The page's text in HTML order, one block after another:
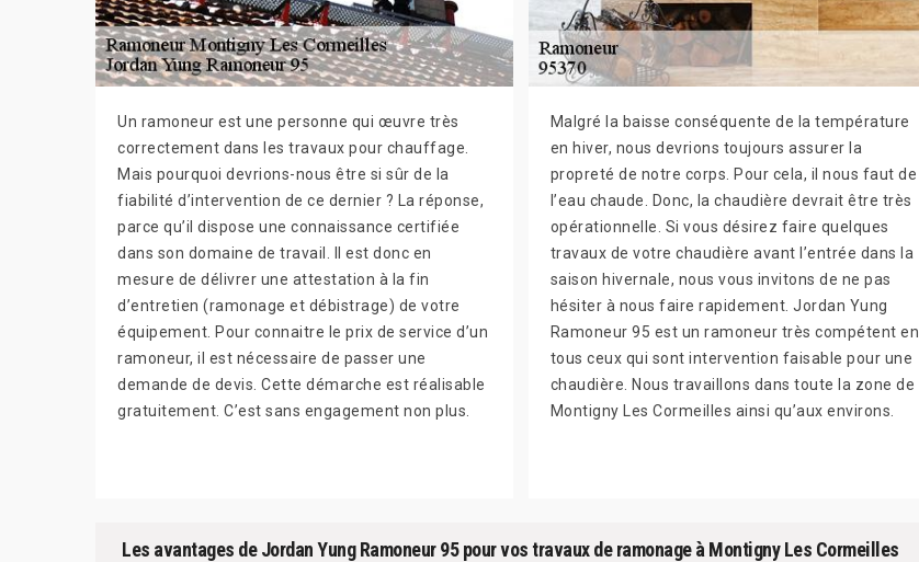
Un ramoneur est une personne qui œuvre très
correctement dans les travaux pour chauffage.
Mais pourquoi devrions-nous être si sûr de la
fiabilité d’intervention de ce dernier ? La réponse,
parce qu’il dispose une connaissance certifiée
dans son domaine de travail. Il est donc en
mesure de délivrer une attestation à la fin
d’entretien (ramonage et débistrage) de votre
équipement. Pour connaitre le prix de service d’un
ramoneur, il est nécessaire de passer une
demande de devis. Cette démarche est réalisable
gratuitement. C’est sans engagement non plus.
Malgré la baisse conséquente de la température
en hiver, nous devrions toujours assurer la
propreté de notre corps. Pour cela, il nous faut de
l’eau chaude. Donc, la chaudière devrait être très
opérationnelle. Si vous désirez faire quelques
travaux de votre chaudière avant l’entrée dans la
saison hivernale, nous vous invitons de ne pas
hésiter à nous faire rapidement. Jordan Yung
Ramoneur 95 est un ramoneur très compétent en
tous ceux qui sont intervention faisable pour une
chaudière. Nous travaillons dans toute la zone de
Montigny Les Cormeilles ainsi qu’aux environs.
Les avantages de Jordan Yung Ramoneur 95 pour vos travaux de ramonage à Montigny Les Cormeilles